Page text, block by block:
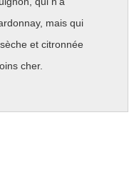
mais qui
et citronnée
cher.